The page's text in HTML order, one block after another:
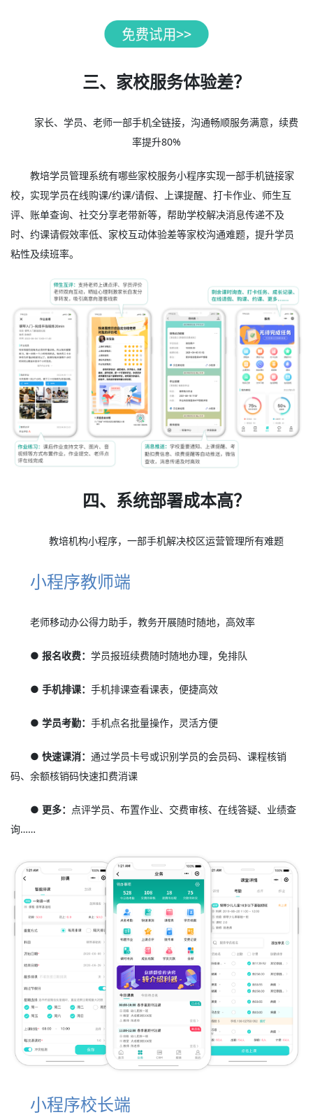
三、家校服务体验差？
家长、学员、老师一部手机全链接，沟通畅顺服务满意，续费
率提升80%
教培学员管理系统有哪些家校服务小程序实现一部手机链接家
校，实现学员在线购课/约课/请假、上课提醒、打卡作业、师生互
评、账单查询、社交分享老带新等，帮助学校解决消息传递不及
时、约课请假效率低、家校互动体验差等家校沟通难题，提升学员
粘性及续班率。
四、系统部署成本高？
教培机构小程序，一部手机解决校区运营管理所有难题
小程序教师端
老师移动办公得力助手，教务开展随时随地，高效率
● 报名收费：学员报班续费随时随地办理，免排队
● 手机排课：手机排课查看课表，便捷高效
● 学员考勤：手机点名批量操作，灵活方便
● 快速课消：通过学员卡号或识别学员的会员码、课程核销
码、余额核销码快速扣费消课
● 更多： 点评学员、布置作业、交费审核、在线答疑、业绩查
询……
小程序校长端